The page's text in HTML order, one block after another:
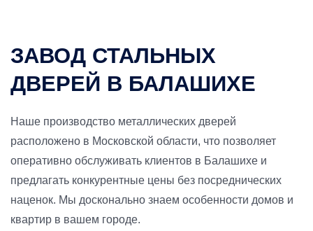
ЗАВОД СТАЛЬНЫХ
ДВЕРЕЙ В БАЛАШИХЕ
Наше производство металлических дверей
расположено в Московской области, что позволяет
оперативно обслуживать клиентов в Балашихе и
предлагать конкурентные цены без посреднических
наценок. Мы досконально знаем особенности домов и
квартир в вашем городе.